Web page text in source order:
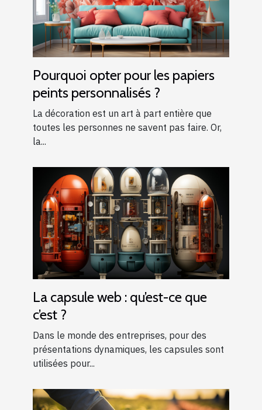
Pourquoi opter pour les papiers
peints personnalisés ?
La décoration est un art à part entière que
toutes les personnes ne savent pas faire. Or,
la...
La capsule web : qu’est-ce que
c’est ?
Dans le monde des entreprises, pour des
présentations dynamiques, les capsules sont
utilisées pour...